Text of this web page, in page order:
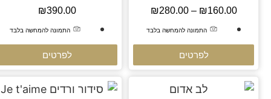
₪160.00
–
₪280.00
התמונה להמחשה בלבד
לפרטים
₪390.00
התמונה להמחשה בלבד
לפרטים